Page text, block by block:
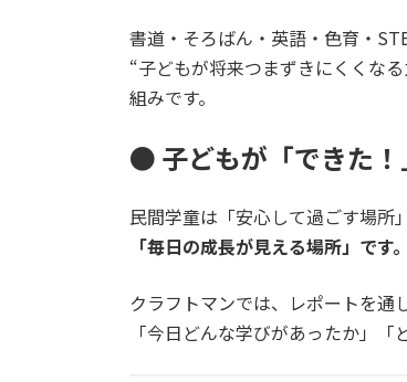
書道・そろばん・英語・色育・
“子どもが将来つまずきにくくな
組みです。
● 子どもが「できた
民間学童は「安心して過ごす場所
「毎日の成長が見える場所」です。
クラフトマンでは、レポートを通
「今日どんな学びがあったか」